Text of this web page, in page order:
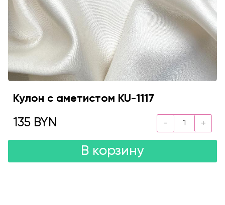
Кулон с аметистом KU-1117
135 BYN
В корзину